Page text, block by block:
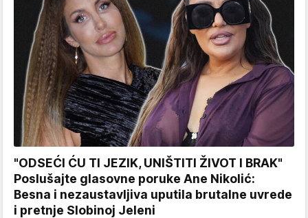
"ODSEĆI ĆU TI JEZIK, UNIŠTITI ŽIVOT I BRAK"
Poslušajte glasovne poruke Ane Nikolić:
Besna i nezaustavljiva uputila brutalne uvrede
i pretnje Slobinoj Jeleni